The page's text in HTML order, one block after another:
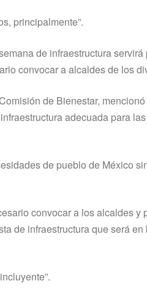
principalmente”.
de infraestructura servirá
convocar a alcaldes de los
de Bienestar,
adecuada para
de pueblo de México
convocar a los alcaldes y
de infraestructura que será